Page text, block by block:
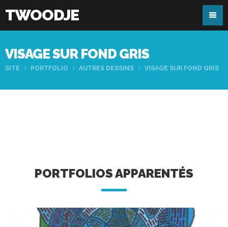
TWOODJE
VISAGE SUR FOND GRIS
SITE PORTFOLIO AUTRES DESSINS VISAGE SUR FOND GRIS
PORTFOLIOS APPARENTÉS